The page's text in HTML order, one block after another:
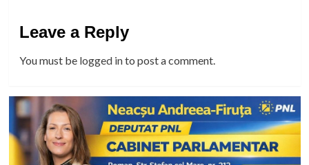
Leave a Reply
You must be logged into post a comment.